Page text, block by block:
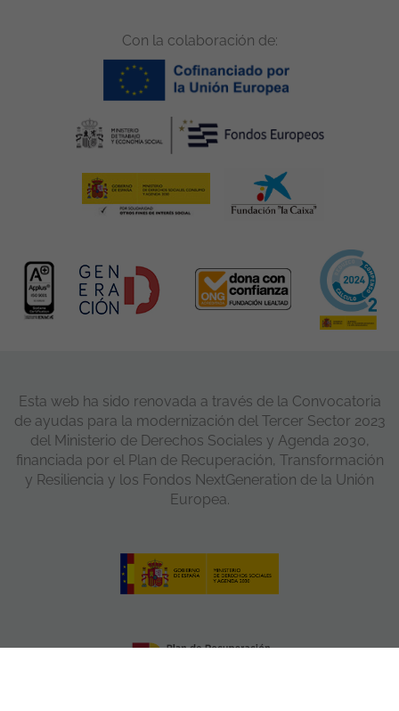
Con la colaboración de:
Esta web ha sido renovada a través de la Convocatoria
de ayudas para la modernización del Tercer Sector 2023
del Ministerio de Derechos Sociales y Agenda 2030,
financiada por el Plan de Recuperación, Transformación
y Resiliencia y los Fondos NextGeneration de la Unión
Europea.